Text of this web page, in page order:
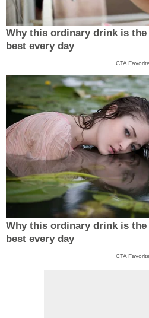
Why this ordinary drink is
best every day
CTA Favorite
Why this ordinary drink is
best every day
CTA Favorite